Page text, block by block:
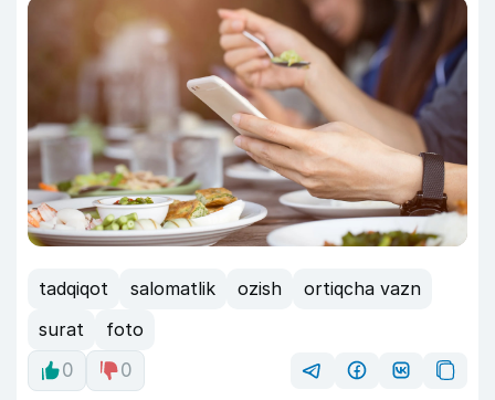
tadqiqot salomatlik ozish
ortiqcha vazn
surat
foto
0
0